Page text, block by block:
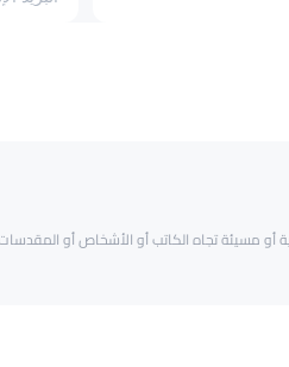
أو مسيئة تجاه الكاتب أو الأشخاص أو